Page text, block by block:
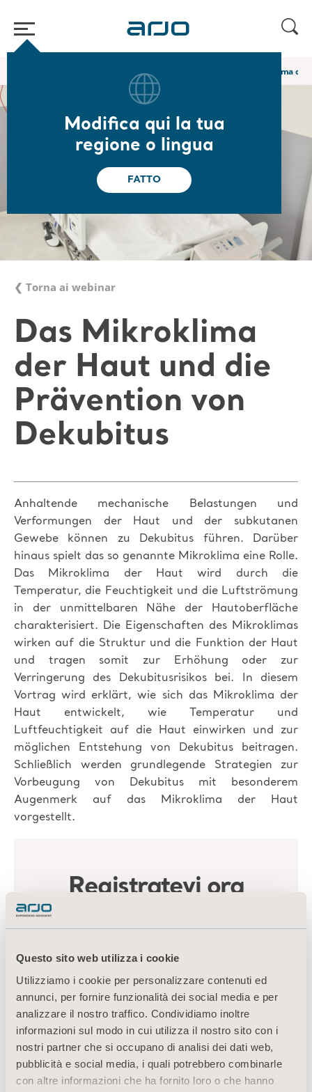
Questo sito web utilizza i cookie
Utilizziamo i cookie per personalizzare contenuti ed
annunci, per fornire funzionalità dei social media e per
analizzare il nostro traffico. Condividiamo inoltre
informazioni sul modo in cui utilizza il nostro sito con i
nostri partner che si occupano di analisi dei dati web,
pubblicità e social media, i quali potrebbero combinarle
con altre informazioni che ha fornito loro o che hanno
Modifica qui la tua
regione o lingua
FATTO
Webinar e corsi di e-learning Academy Das Mikroklima
❮ Torna ai webinar
Das Mikroklima
der Haut und die
Prävention von
Dekubitus
Anhaltende mechanische Belastungen und
Verformungen der Haut und der subkutanen
Gewebe können zu Dekubitus führen. Darüber
hinaus spielt das so genannte Mikroklima eine Rolle.
Das Mikroklima der Haut wird durch die
Temperatur, die Feuchtigkeit und die Luftströmung
in der unmittelbaren Nähe der Hautoberfläche
charakterisiert. Die Eigenschaften des Mikroklimas
wirken auf die Struktur und die Funktion der Haut
und tragen somit zur Erhöhung oder zur
Verringerung des Dekubitusrisikos bei. In diesem
Vortrag wird erklärt, wie sich das Mikroklima der
Haut entwickelt, wie Temperatur und
Luftfeuchtigkeit auf die Haut einwirken und zur
möglichen Entstehung von Dekubitus beitragen.
Schließlich werden grundlegende Strategien zur
Vorbeugung von Dekubitus mit besonderem
Augenmerk auf das Mikroklima der Haut
vorgestellt.